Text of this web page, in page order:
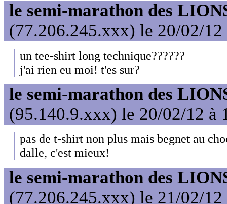
le semi-marathon des
(77.206.245.xxx) le 20/02/12
un tee-shirt long technique??????
j'ai rien eu moi! t'es sur?
le semi-marathon des
(95.140.9.xxx) le 20/02/12 à
pas de t-shirt non plus mais begnet au
dalle, c'est mieux!
le semi-marathon des
(77.206.245.xxx) le 21/02/12